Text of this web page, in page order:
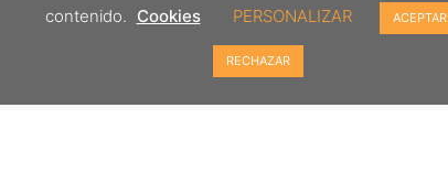
contenido. Cookies PERSONALIZAR ACEPTAR
RECHAZAR